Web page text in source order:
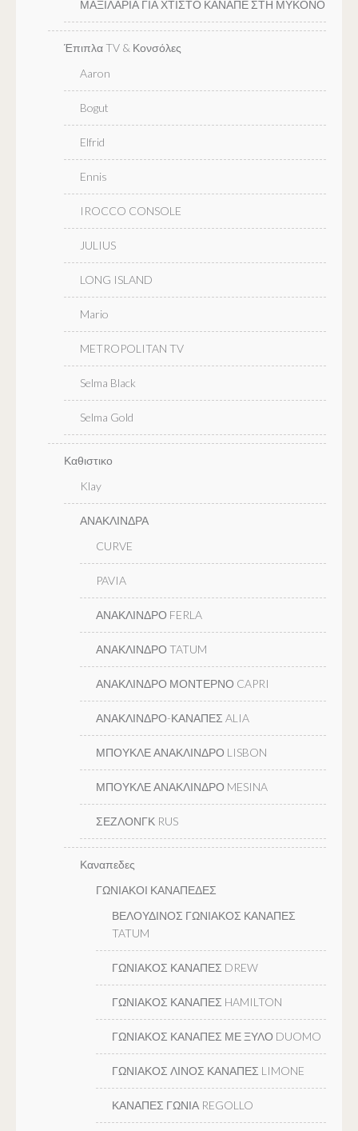
ΜΑΞΙΛΑΡΙΑ ΓΙΑ ΧΤΙΣΤΟ ΚΑΝΑΠΕ ΣΤΗ ΜΥΚΟΝΟ
Έπιπλα TV & Κονσόλες
Aaron
Bogut
Elfrid
Ennis
IROCCO CONSOLE
JULIUS
LONG ISLAND
Mario
METROPOLITAN TV
Selma Black
Selma Gold
Καθιστικο
Klay
ΑΝΑΚΛΙΝΔΡΑ
CURVE
PAVIA
ΑΝΑΚΛΙΝΔΡΟ FERLA
ΑΝΑΚΛΙΝΔΡΟ TATUM
ΑΝΑΚΛΙΝΔΡΟ ΜΟΝΤΕΡΝΟ CAPRI
ΑΝΑΚΛΙΝΔΡΟ-ΚΑΝΑΠΕΣ ALIA
ΜΠΟΥΚΛΕ ΑΝΑΚΛΙΝΔΡΟ LISBON
ΜΠΟΥΚΛΕ ΑΝΑΚΛΙΝΔΡΟ MESINA
ΣΕΖΛΟΝΓΚ RUS
Καναπεδες
ΓΩΝΙΑΚΟΙ ΚΑΝΑΠΕΔΕΣ
ΒΕΛΟΥΔΙΝΟΣ ΓΩΝΙΑΚΟΣ ΚΑΝΑΠΕΣ
TATUM
ΓΩΝΙΑΚΟΣ ΚΑΝΑΠΕΣ DREW
ΓΩΝΙΑΚΟΣ ΚΑΝΑΠΕΣ HAMILTON
ΓΩΝΙΑΚΟΣ ΚΑΝΑΠΕΣ ΜΕ ΞΥΛΟ DUOMO
ΓΩΝΙΑΚΟΣ ΛΙΝΟΣ ΚΑΝΑΠΕΣ LIMONE
ΚΑΝΑΠΕΣ ΓΩΝΙΑ REGOLLO